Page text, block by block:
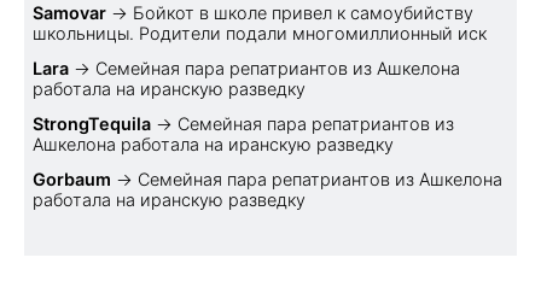
Samovar → Бойкот в школе привел к самоубийству
школьницы. Родители подали многомиллионный иск
Lara → Семейная пара репатриантов из Ашкелона
работала на иранскую разведку
StrongTequila → Семейная пара репатриантов из
Ашкелона работала на иранскую разведку
Gorbaum → Семейная пара репатриантов из Ашкелона
работала на иранскую разведку